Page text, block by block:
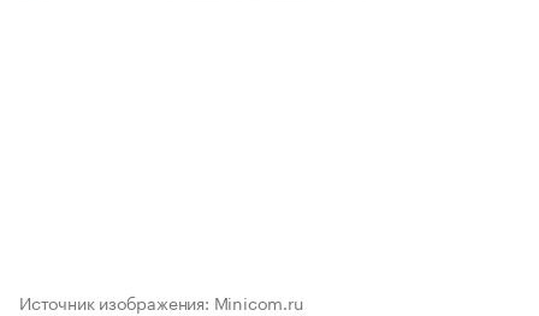
Источник изображения: Minicom.ru